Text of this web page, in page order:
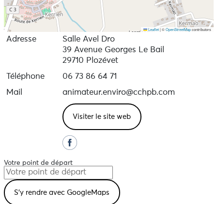
Leaflet |©OpenStreetMapcontributors
Adresse
Salle Avel Dro
39 Avenue Georges Le Bail
29710 Plozévet
Téléphone
06 73 86 64 71
Mail
animateur.enviro@cchpb.com
Visiter le site web
Votre point de départ